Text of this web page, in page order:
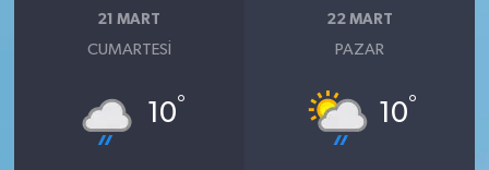
21 MART
CUMARTESI
10°
22 MART
PAZAR
10°